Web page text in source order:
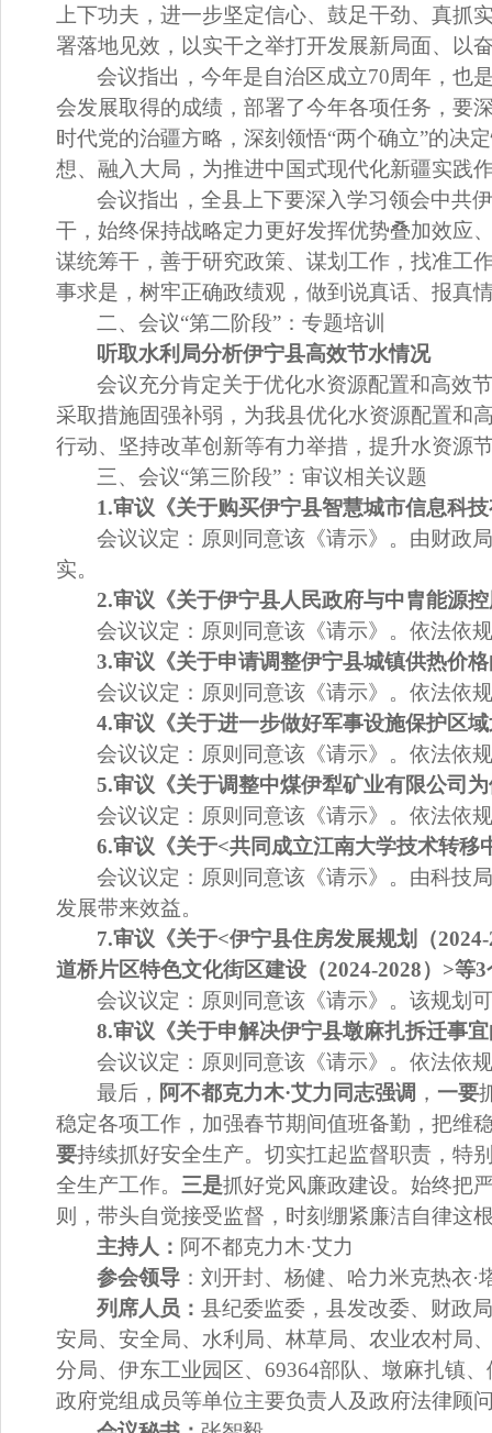
上下功夫，进一步坚定信心、鼓足干劲、真
署落地见效，以实干之举打开发展新局面、以
会议指出，今年是自治区成立70周年，也
会发展取得的成绩，部署了今年各项任务，要
时代党的治疆方略，深刻领悟“两个确立”的决
想、融入大局，为推进中国式现代化新疆实践
会议指出，全县上下要深入学习领会中共
干，始终保持战略定力更好发挥优势叠加效应
谋统筹干，善于研究政策、谋划工作，找准工
事求是，树牢正确政绩观，做到说真话、报真
二、会议“第二阶段” ：专题培训
听取水利局分析伊宁县高效节水情况
会议充分肯定关于优化水资源配置和高效
采取措施固强补弱，为我县优化水资源配置和
行动、坚持改革创新等有力举措，提升水资源
三、会议“第三阶段” ：审议相关议题
1.审议《关于购买伊宁县智慧城市信息科
会议议定： 原则同意该《请示》。 由财政
实。
2.审议《关于伊宁县人民政府与中胄能源
会议议定： 原则同意该《请示》。依法依
3.审议《关于申请调整伊宁县城镇供热价格
会议议定： 原则同意该 《请示》。依法依
4.审议《关于进一步做好军事设施保护区
会议议定： 原则同意该《请示》。依法依
5.审议《关于调整中煤伊犁矿业有限公司
会议议定： 原则同意该 《请示》。依法依
6.审议《关于<共同成立江南大学技术转移
会议议定： 原则同意该《请示》。 由科技
发展带来效益。
7.审议《关于<伊宁县住房发展规划（
道桥片区特色文化街区建设（2024-2028） >等3
会议议定： 原则同意该《请示》。该规划
8.审议《关于申解决伊宁县墩麻扎拆迁事宜
会议议定： 原则同意该《请示》。依法依
最后， 阿不都克力木·艾力同志强调 ， 一要
稳定各项工作，加强春节期间值班备勤，把维
要持续抓好安全生产。切实扛起监督职责，特
全生产工作。 三是抓好党风廉政建设。始终把
则，带头自觉接受监督，时刻绷紧廉洁自律这
主持人： 阿不都克力木·艾力
参会领导 ：刘开封、杨健、 哈力米克热衣·
列席人员：县纪委监委，县发改委、财政
安局、 安全局、 水利局、林草局、农业农村局
分局、伊东工业园区、 69364部队、墩麻扎镇、
政府党组成员等单位主要负责人及政府法律顾